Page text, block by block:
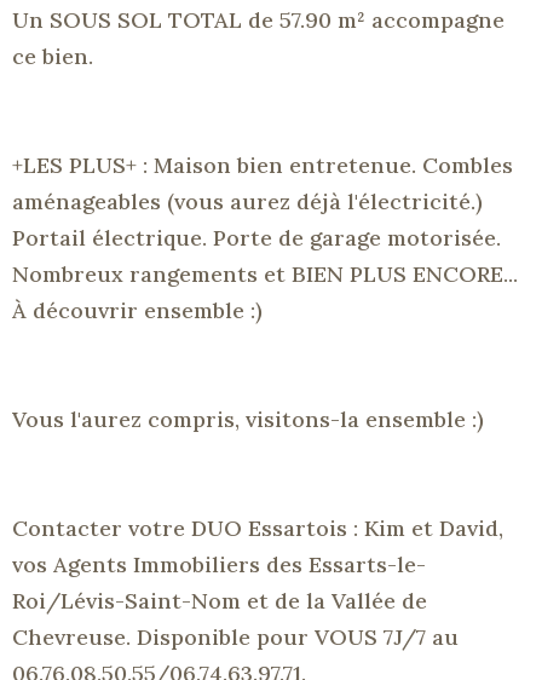
Un SOUS SOL TOTAL de 57.90 m² accompagne
ce bien.
+LES PLUS+ : Maison bien entretenue. Combles
aménageables (vous aurez déjà l'électricité.)
Portail électrique. Porte de garage motorisée.
Nombreux rangements et BIEN PLUS ENCORE...
À découvrir ensemble :)
Vous l'aurez compris, visitons-la ensemble :)
Contacter votre DUO Essartois : Kim et David,
vos Agents Immobiliers des Essarts-le-
Roi/Lévis-Saint-Nom et de la Vallée de
Chevreuse. Disponible pour VOUS 7J/7 au
06.76.08.50.55/06.74.63.97.71.